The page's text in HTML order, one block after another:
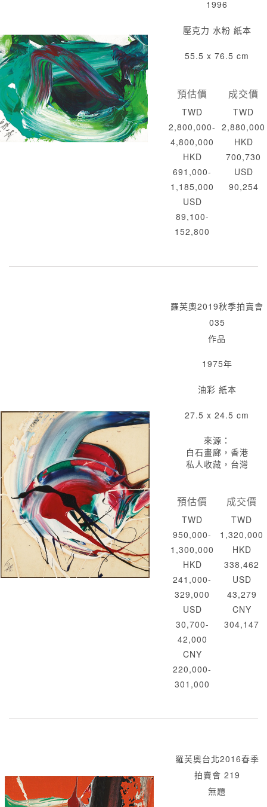
1996
壓克力 水粉 紙本
55.5 x 76.5 cm
預估價
TWD
2,800,000-
4,800,000
HKD
691,000-
1,185,000
USD
89,100-
152,800
成交價
TWD
2,880,000
HKD
700,730
USD
90,254
羅芙奧2019秋季拍賣會
035
作品
1975年
油彩 紙本
27.5 x 24.5 cm
來源：
白石畫廊，香港
私人收藏，台灣
預估價
TWD
950,000-
1,300,000
HKD
241,000-
329,000
USD
30,700-
42,000
CNY
220,000-
301,000
成交價
TWD
1,320,000
HKD
338,462
USD
43,279
CNY
304,147
羅芙奧台北2016春季
拍賣會 219
無題